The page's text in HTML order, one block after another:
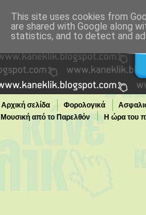
Αρχική σελίδα Φορολογικά
Μουσική από το Παρελθόν
Η ώρα του
This site uses cookies from
are shared with Google along
statistics, and to detect and